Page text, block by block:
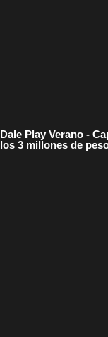
Dale Play Verano -
los 3 millones de